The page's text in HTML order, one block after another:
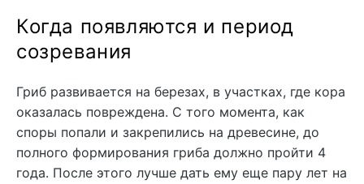
Когда появляются и период
созревания
Гриб развивается на березах, в участках, где кора
оказалась повреждена. С того момента, как
споры попали и закрепились на древесине, до
полного формирования гриба должно пройти 4
года. После этого лучше дать ему еще пару лет на